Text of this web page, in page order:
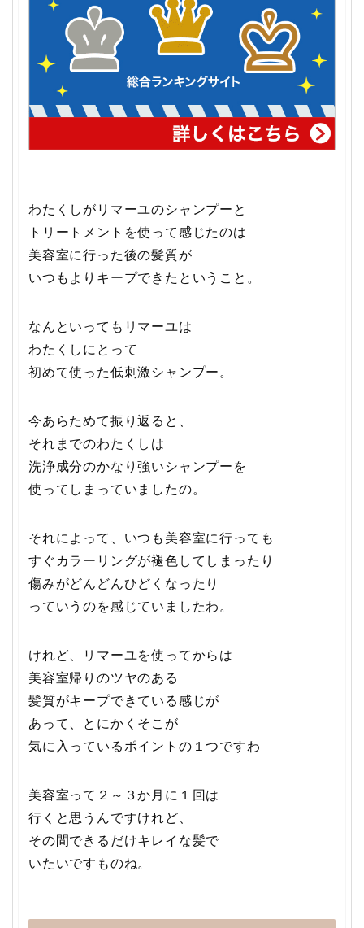
わたくしがリマーユのシャンプーと
トリートメントを使って感じたのは
美容室に行った後の髪質が
いつもよりキープできたということ。
なんといってもリマーユは
わたくしにとって
初めて使った低刺激シャンプー。
今あらためて振り返ると、
それまでのわたくしは
洗浄成分のかなり強いシャンプーを
使ってしまっていましたの。
それによって、いつも美容室に行っても
すぐカラーリングが褪色してしまったり
傷みがどんどんひどくなったり
っていうのを感じていましたわ。
けれど、リマーユを使ってからは
美容室帰りのツヤのある
髪質がキープできている感じが
あって、とにかくそこが
気に入っているポイントの１つですわ
美容室って２～３か月に１回は
行くと思うんですけれど、
その間できるだけキレイな髪で
いたいですものね。